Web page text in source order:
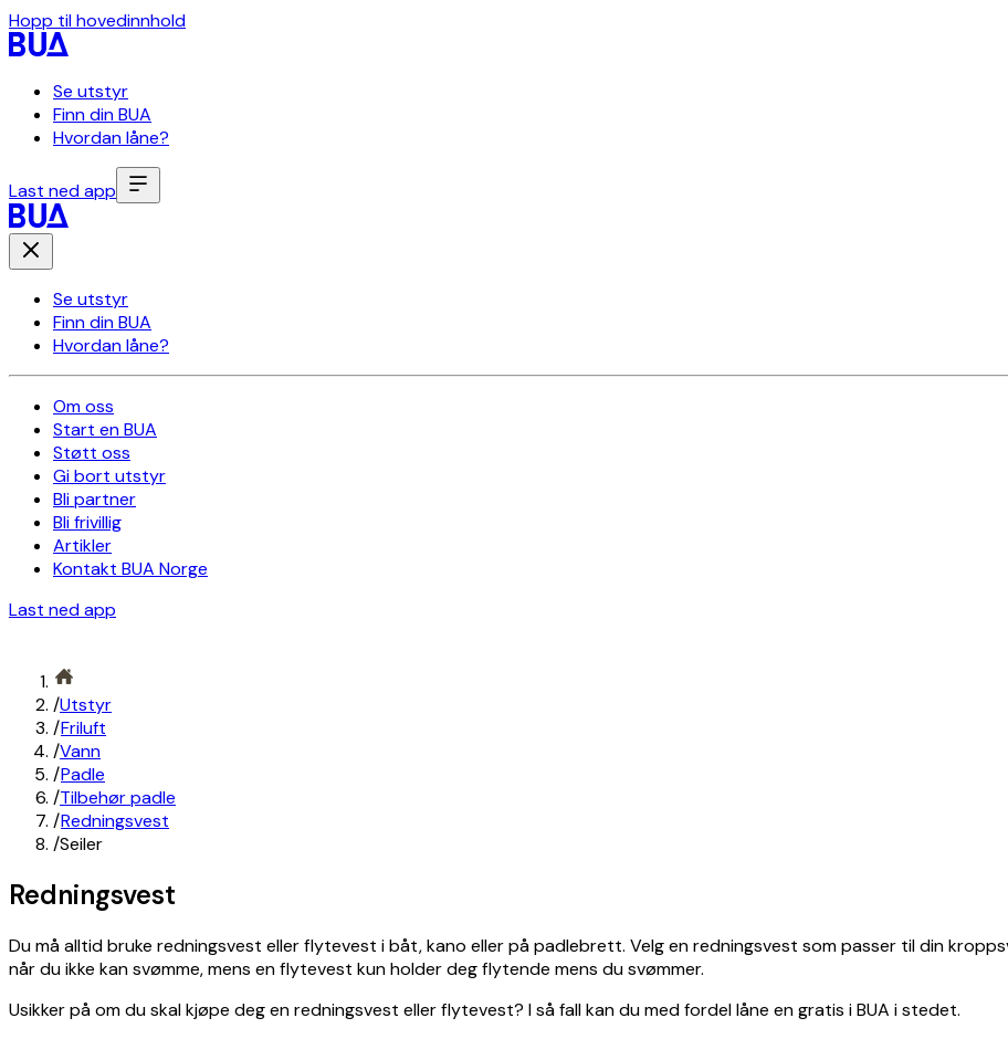
Hopp til hovedinnhold
Se utstyr
Finn din BUA
Hvordan låne?
Last ned app
Se utstyr
Finn din BUA
Hvordan låne?
Om oss
Start en BUA
Støtt oss
Gi bort utstyr
Bli partner
Bli frivillig
Artikler
Kontakt BUA Norge
Last ned app
/Utstyr
/Friluft
/Vann
/Padle
/Tilbehør padle
/Redningsvest
/Seiler
Redningsvest
Du må alltid bruke redningsvest eller flytevest i båt, kano eller på padlebrett. Velg en redningsvest som passer til din
når du ikke kan svømme, mens en flytevest kun holder deg flytende mens du svømmer.
Usikker på om du skal kjøpe deg en redningsvest eller flytevest? I så fall kan du med fordel låne en gratis i BUA i stedet.